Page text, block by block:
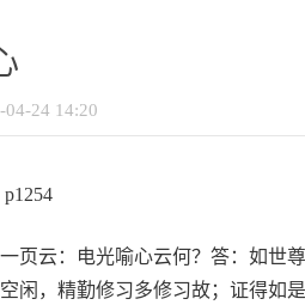
04-24 14:20
p1254
页云：电光喻心云何？答：如世
闲，精勤修习多修习故；证得如